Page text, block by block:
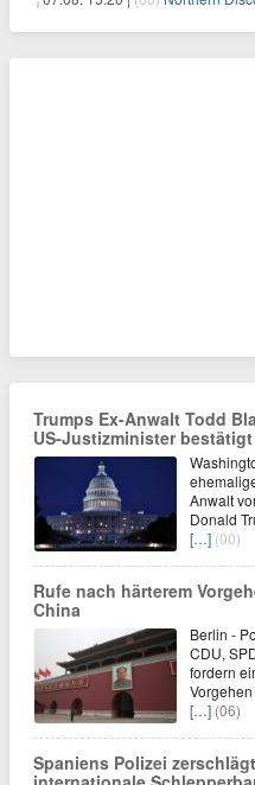
Trumps Ex-Anwalt Todd
US-Justizminister bestätigt
Anwalt
Donald
[…] (00)
Rufe nach härterem
China
Berlin -
CDU,
fordern
[…] (06)
Spaniens Polizei zerschlägt